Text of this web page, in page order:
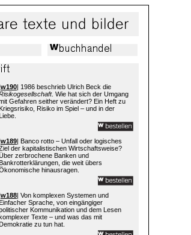
w190| 1986 beschrieb Ulrich Beck die
. Wie hat sich der Umgang
Gefahren seither verändert? Ein Heft zu
Kriegsrisiko, Risiko im Spiel – und in der
Liebe.
w189| Banco rotto – Unfall oder logisches
der kapitalistischen Wirtschaftsweise?
zerbrochene Banken und
Bankrotterklärungen, die weit übers
hinausragen.
w188| Von komplexen Systemen und
Einfacher Sprache, von eingängiger
Kommunikation und dem Lesen
Texte – und was das mit
Demokratie zu tun hat.